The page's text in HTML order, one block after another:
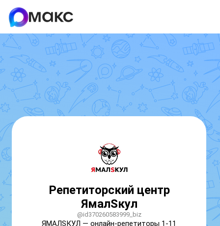
Репетиторский центр
ЯмалSкул
@id370260583999_biz
ЯМАЛSКУЛ — онлайн-репетиторы 1-11